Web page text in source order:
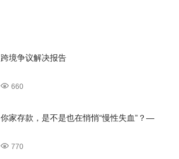
跨境争议解决报告
660
你家存款，是不是也在悄悄“慢性失血”？—
770